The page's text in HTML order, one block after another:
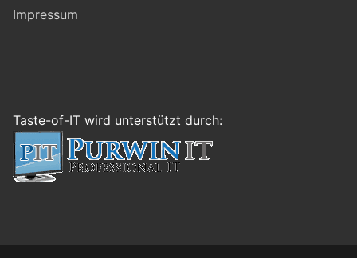
Impressum
Taste-of-IT wird unterstützt durch: